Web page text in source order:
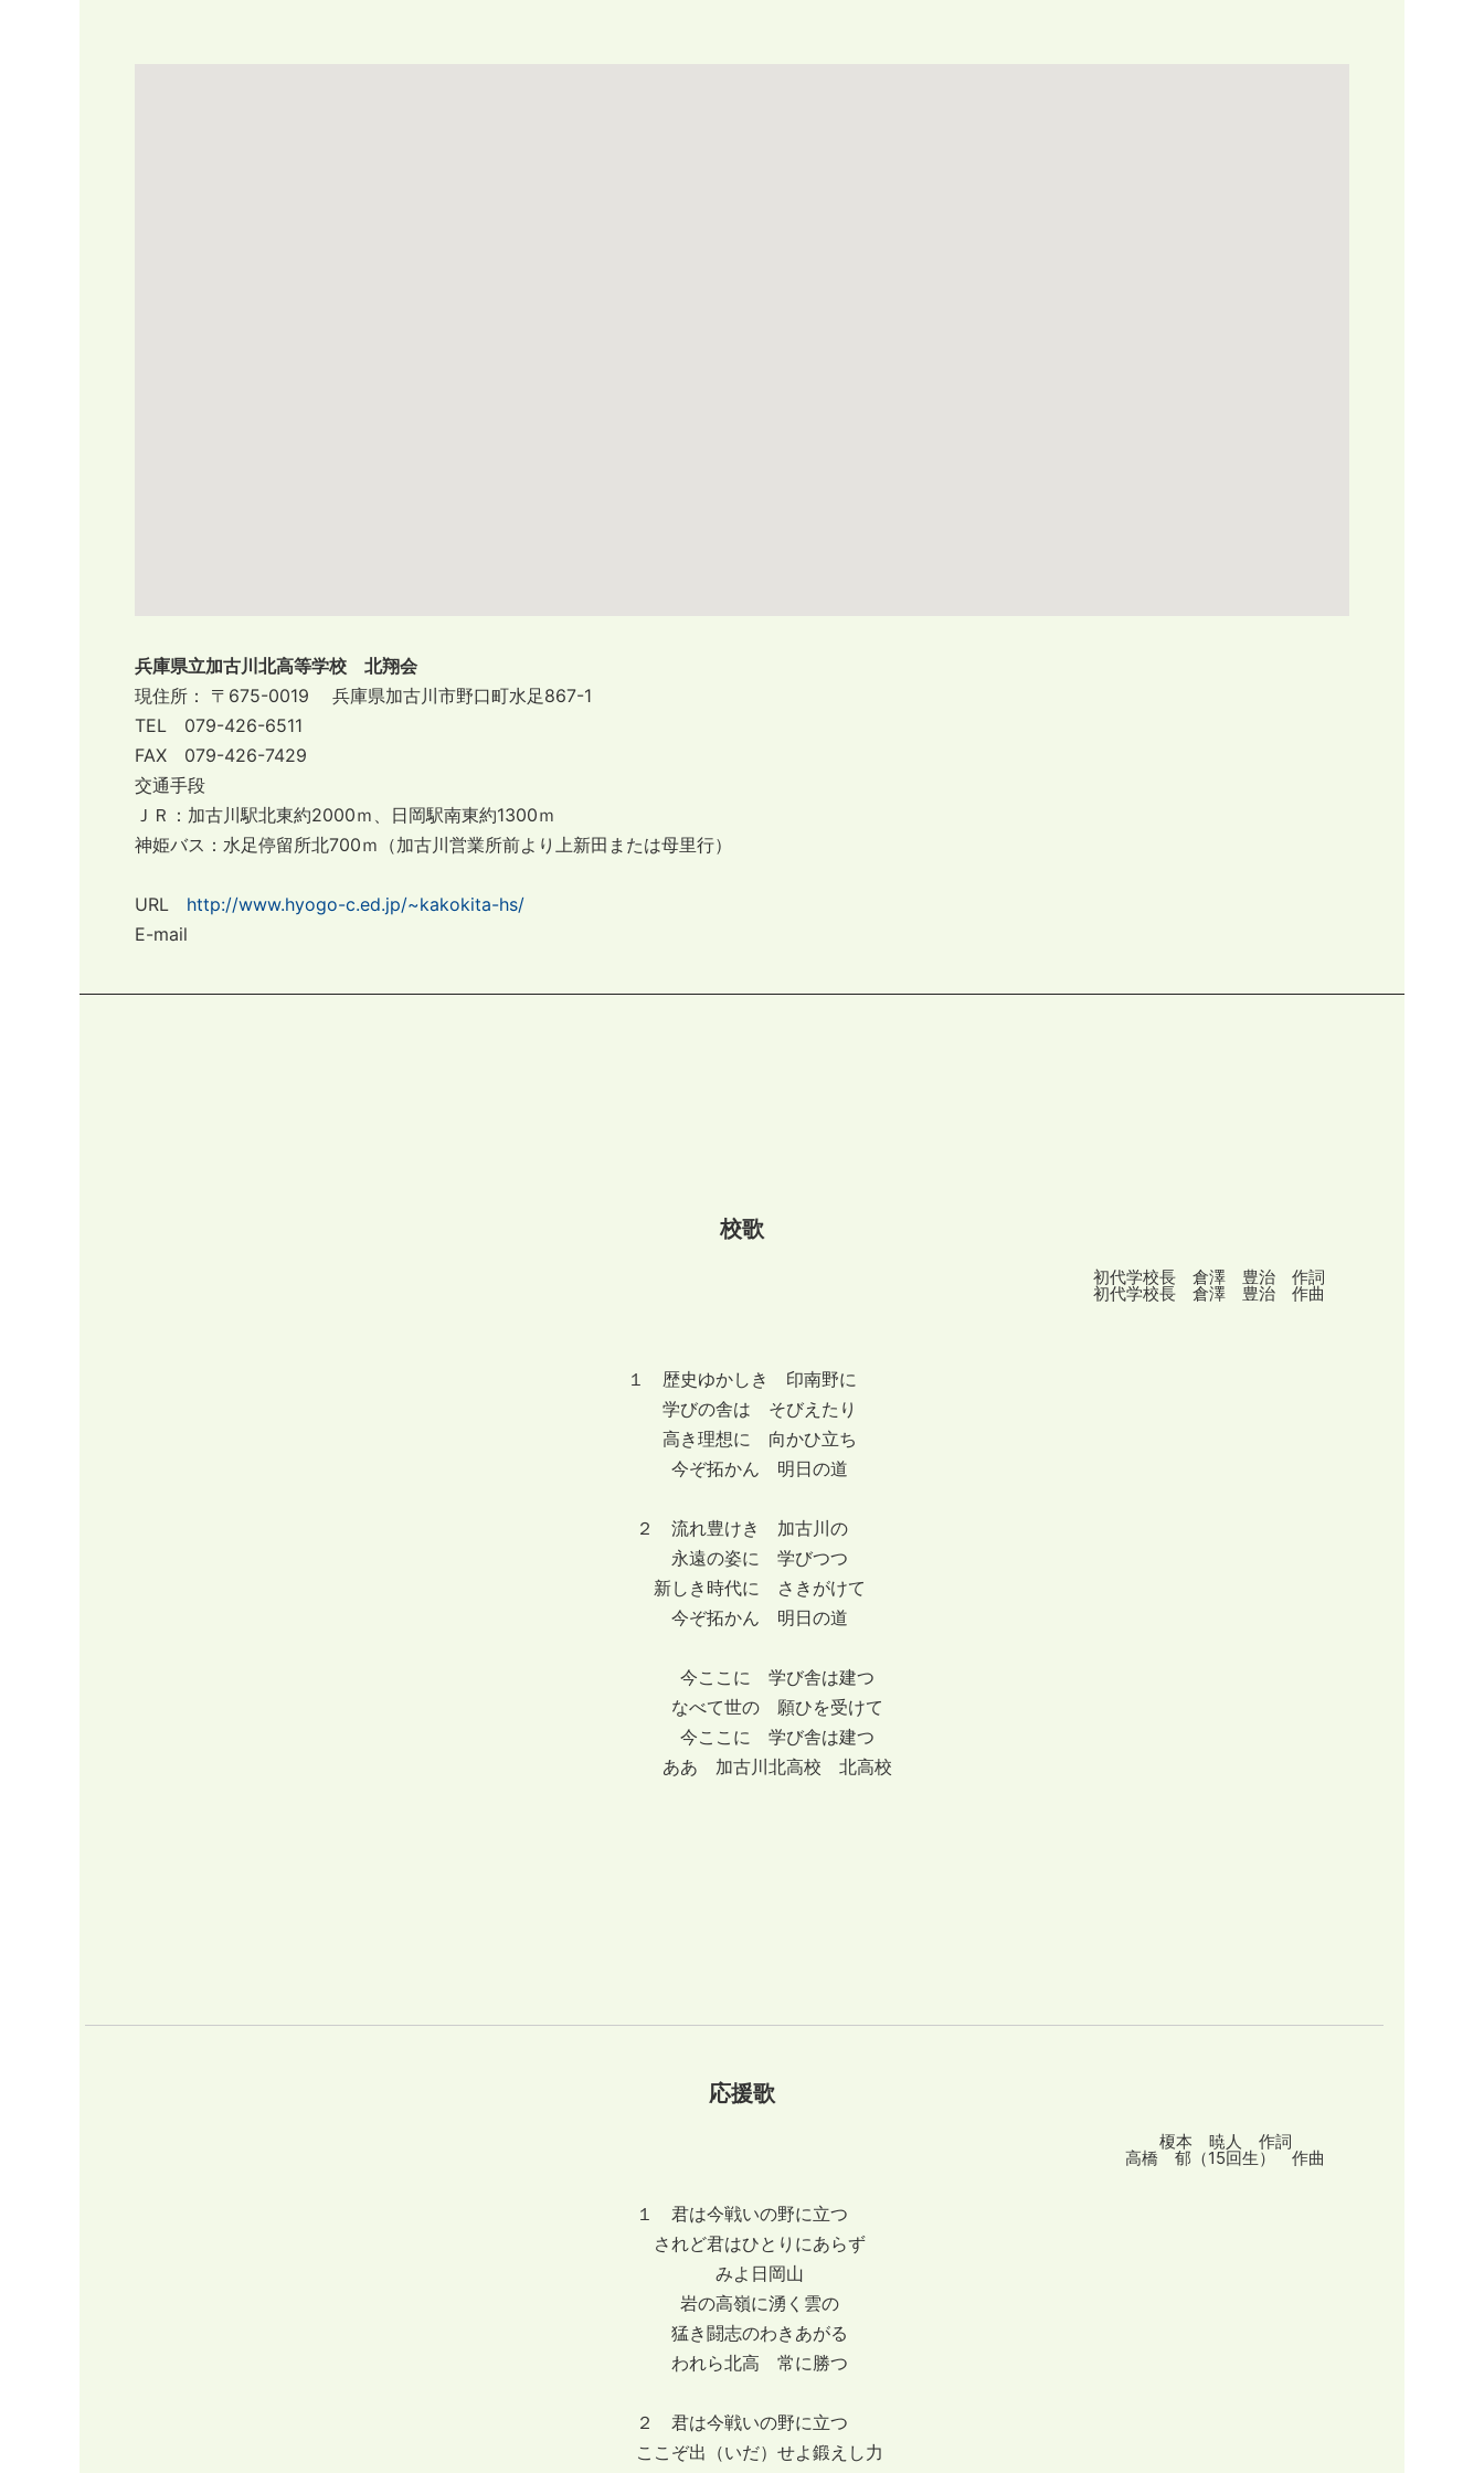
兵庫県立加古川北高等学校 北翔会
現住所： 〒675-0019
兵庫県加古川市野口町水足867-1
TEL 079-426-6511
FAX 079-426-7429
交通手段
ＪＲ：加古川駅北東約2000ｍ、日岡駅南東約1300ｍ
神姫バス：水足停留所北700ｍ（加古川営業所前より上新田または母里行）
URL http://www.hyogo-c.ed.jp/~kakokita-hs/
E-mail
校歌
初代学校長 倉澤 豊治 作詞
初代学校長 倉澤 豊治 作曲
１ 歴史ゆかしき 印南野に
学びの舎は そびえたり
高き理想に 向かひ立ち
今ぞ拓かん 明日の道
２ 流れ豊けき 加古川の
永遠の姿に 学びつつ
新しき時代に さきがけて
今ぞ拓かん 明日の道
今ここに 学び舎は建つ
なべて世の 願ひを受けて
今ここに 学び舎は建つ
ああ 加古川北高校 北高校
応援歌
榎本 暁人 作詞
高橋 郁（15回生） 作曲
１ 君は今戦いの野に立つ
されど君はひとりにあらず
みよ日岡山
岩の高嶺に湧く雲の
猛き闘志のわきあがる
われら北高 常に勝つ
２ 君は今戦いの野に立つ
ここぞ出（いだ）せよ鍛えし力